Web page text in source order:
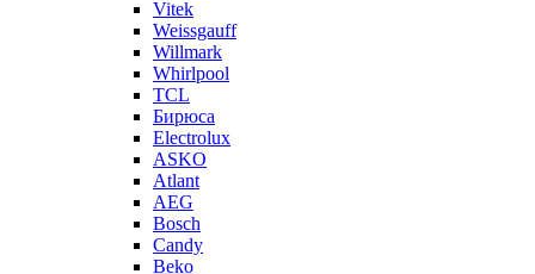
Vitek
Weissgauff
Willmark
Whirlpool
TCL
Бирюса
Electrolux
ASKO
Atlant
AEG
Bosch
Candy
Beko